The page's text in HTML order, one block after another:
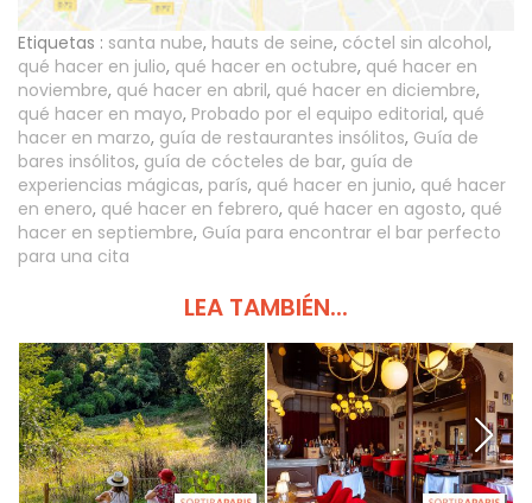
Etiquetas : santa nube, hauts de seine, cóctel sin alcohol,
qué hacer en julio, qué hacer en octubre, qué hacer en
noviembre, qué hacer en abril, qué hacer en diciembre,
qué hacer en mayo, Probado por el equipo editorial, qué
hacer en marzo, guía de restaurantes insólitos, Guía de
bares insólitos, guía de cócteles de bar, guía de
experiencias mágicas, parís, qué hacer en junio, qué hacer
en enero, qué hacer en febrero, qué hacer en agosto, qué
hacer en septiembre, Guía para encontrar el bar perfecto
para una cita
LEA TAMBIÉN...